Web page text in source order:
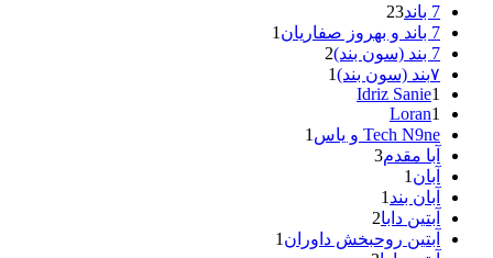
7 باند
23
7 باند و بهروز صفاریان
1
7 بند (سون بند)
2
۷بند (سون بند)
1
Idriz Sanie1
Loran1
Tech N9ne و یاس
1
آبا مقدم3
آبان 1
آبان بند 1
آبتین دابا2
آبتین روحبخش داوران 1